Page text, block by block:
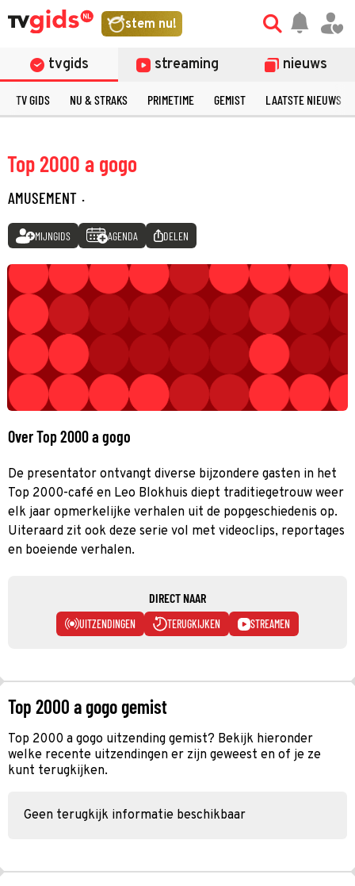
stem nu!
tvgids streaming nieuws
TV GIDS NU & STRAKS PRIMETIME GEMIST LAATSTE NIEUWS
Top 2000 a gogo
AMUSEMENT ·
MIJNGIDS AGENDA DELEN
Over Top 2000 a gogo
De presentator ontvangt diverse bijzondere gasten in het
Top 2000-café en Leo Blokhuis diept traditiegetrouw weer
elk jaar opmerkelijke verhalen uit de popgeschiedenis op.
Uiteraard zit ook deze serie vol met videoclips, reportages
en boeiende verhalen.
DIRECT NAAR
UITZENDINGEN TERUGKIJKEN STREAMEN
Top 2000 a gogo gemist
Top 2000 a gogo uitzending gemist? Bekijk hieronder
welke recente uitzendingen er zijn geweest en of je ze
kunt terugkijken.
Geen terugkijk informatie beschikbaar